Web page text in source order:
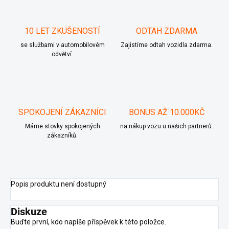
10 LET ZKUŠENOSTÍ
se službami v automobilovém
odvětví.
ODTAH ZDARMA
Zajistíme odtah vozidla zdarma.
SPOKOJENÍ ZÁKAZNÍCI
Máme stovky spokojených
zákazníků.
BONUS AŽ 10.000KČ
na nákup vozu u našich partnerů.
Popis produktu není dostupný
Diskuze
Buďte první, kdo napíše příspěvek k této položce.